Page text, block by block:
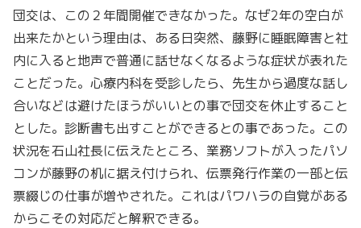
団交は、この２年間開催できなかった。なぜ2年の空白が
出来たかという理由は、ある日突然、藤野に睡眠障害と社
内に入ると地声で普通に話せなくなるような症状が表れた
ことだった。心療内科を受診したら、先生から過度な話し
合いなどは避けたほうがいいとの事で団交を休止すること
とした。診断書も出すことができるとの事であった。この
状況を石山社長に伝えたところ、業務ソフトが入ったパソ
コンが藤野の机に据え付けられ、伝票発行作業の一部と伝
票綴じの仕事が増やされた。これはパワハラの自覚がある
からこその対応だと解釈できる。